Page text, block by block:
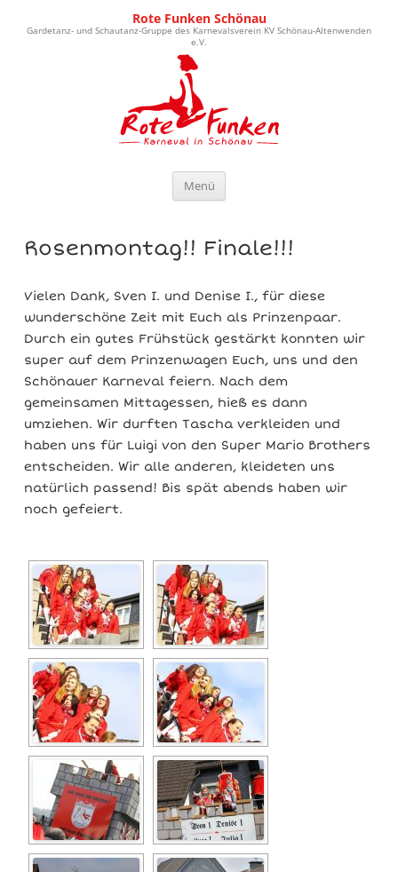
Rote Funken Schönau
Gardetanz- und Schautanz-Gruppe des Karnevalsverein KV Schönau-Altenwenden
e.V.
Menü
Rosenmontag!! Finale!!!
Vielen Dank, Sven I. und Denise I., für diese
wunderschöne Zeit mit Euch als Prinzenpaar.
Durch ein gutes Frühstück gestärkt konnten wir
super auf dem Prinzenwagen Euch, uns und den
Schönauer Karneval feiern. Nach dem
gemeinsamen Mittagessen, hieß es dann
umziehen. Wir durften Tascha verkleiden und
haben uns für Luigi von den Super Mario Brothers
entscheiden. Wir alle anderen, kleideten uns
natürlich passend! Bis spät abends haben wir
noch gefeiert.